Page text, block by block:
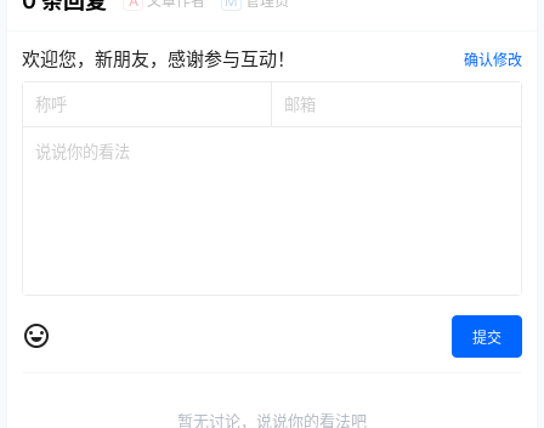
欢迎您，新朋友，感谢参与互动！ 确认修改
提交
暂无讨论，说说你的看法吧